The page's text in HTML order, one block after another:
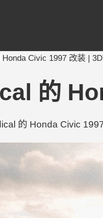
Civic 1997 改装 |
的
的 Honda Civic